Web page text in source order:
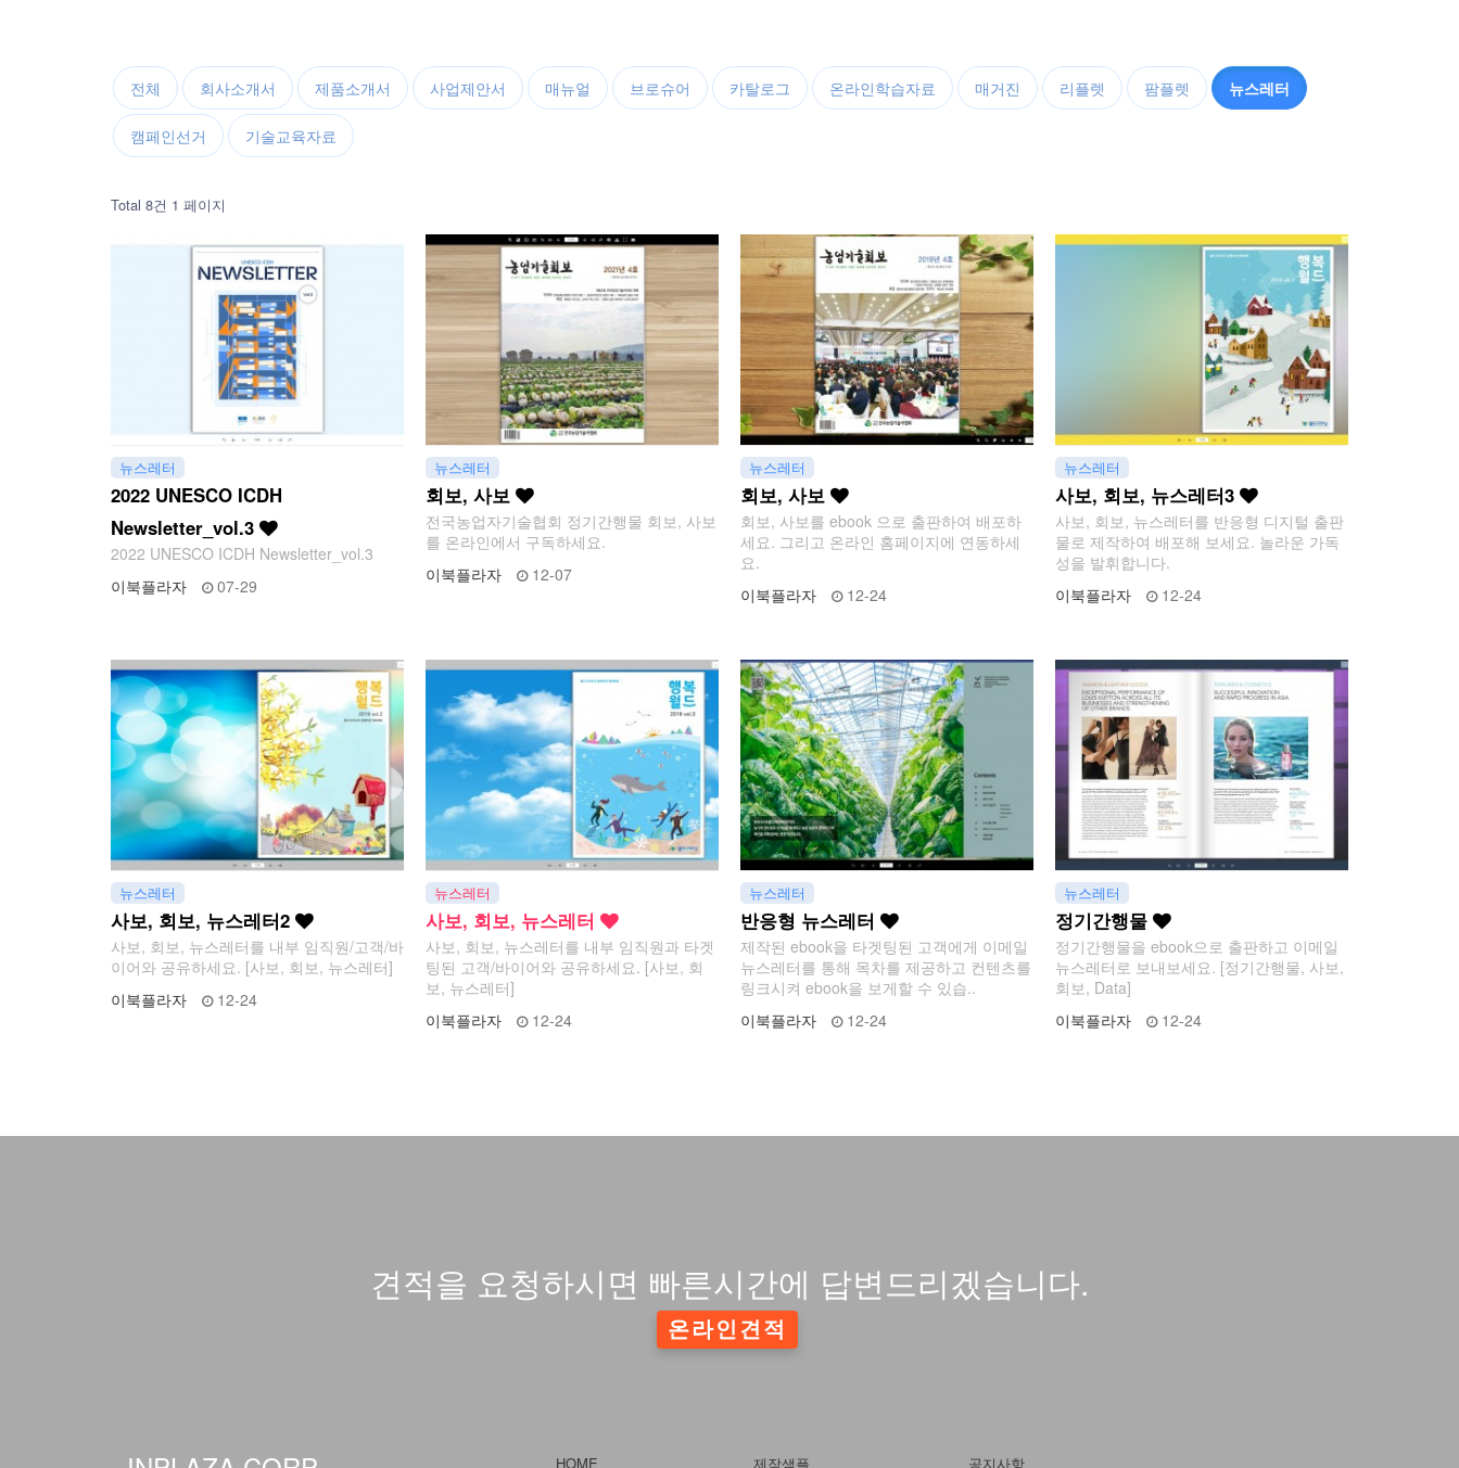
전체 회사소개서 제품소개서 사업제안서 매뉴얼 브로슈어 카탈로그 온라인학습자료 매거진 리플렛 팜플렛 뉴스레터
캠페인선거 기술교육자료
Total 8건 1 페이지
뉴스레터
2022 UNESCO ICDH
Newsletter_vol.3
2022 UNESCO ICDH Newsletter_vol.3
이북플라자
07-29
뉴스레터
회보, 사보
전국농업자기술협회 정기간행물 회보, 사보
를 온라인에서 구독하세요.
이북플라자
12-07
뉴스레터
회보, 사보
회보, 사보를 ebook 으로 출판하여 배포하
세요. 그리고 온라인 홈페이지에 연동하세
요.
이북플라자
12-24
뉴스레터
사보, 회보, 뉴스레터3
사보, 회보, 뉴스레터를 반응형 디지털 출판
물로 제작하여 배포해 보세요. 놀라운 가독
성을 발휘합니다.
이북플라자
12-24
뉴스레터
사보, 회보, 뉴스레터2
사보, 회보, 뉴스레터를 내부 임직원/고객/바
이어와 공유하세요. [사보, 회보, 뉴스레터]
이북플라자
12-24
뉴스레터
사보, 회보, 뉴스레터
사보, 회보, 뉴스레터를 내부 임직원과 타겟
팅된 고객/바이어와 공유하세요. [사보, 회
보, 뉴스레터]
이북플라자
12-24
뉴스레터
반응형 뉴스레터
제작된 ebook을 타겟팅된 고객에게 이메일
뉴스레터를 통해 목차를 제공하고 컨텐츠를
링크시켜 ebook을 보게할 수 있습..
이북플라자
12-24
뉴스레터
정기간행물
정기간행물을 ebook으로 출판하고 이메일
뉴스레터로 보내보세요. [정기간행물, 사보,
회보, Data]
이북플라자
12-24
견적을 요청하시면 빠른시간에 답변드리겠습니다.
온라인견적
HOME 제작샘플 공지사항